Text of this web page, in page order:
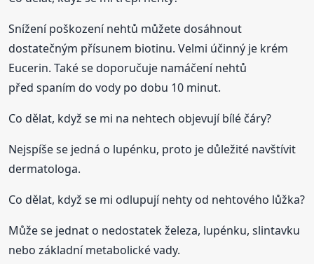
Snížení poškození nehtů můžete dosáhnout
dostatečným přísunem biotinu. Velmi účinný je krém
Eucerin. Také se doporučuje namáčení nehtů
před spaním do vody po dobu 10 minut.
Co dělat, když se mi na nehtech objevují bílé čáry?
Nejspíše se jedná o lupénku, proto je důležité navštívit
dermatologa.
Co dělat, když se mi odlupují nehty od nehtového lůžka?
Může se jednat o nedostatek železa, lupénku, slintavku
nebo základní metabolické vady.